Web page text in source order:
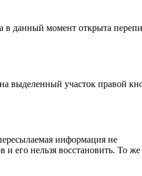
в данный момент открыта
выделенный участок правой
информация не
и его нельзя восстановить. То